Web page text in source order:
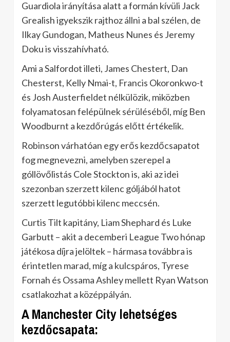
Guardiola irányítása alatt a formán kívüli Jack
Grealish igyekszik rajthoz állni a bal szélen, de
Ilkay Gundogan, Matheus Nunes és Jeremy
Doku is visszahívható.
Ami a Salfordot illeti, James Chestert, Dan
Chesterst, Kelly Nmai-t, Francis Okoronkwo-t
és Josh Austerfieldet nélkülözik, miközben
folyamatosan felépülnek sérüléséből, míg Ben
Woodburnt a kezdőrúgás előtt értékelik.
Robinson várhatóan egy erős kezdőcsapatot
fog megnevezni, amelyben szerepel a
góllövőlistás Cole Stockton is, aki az idei
szezonban szerzett kilenc góljából hatot
szerzett legutóbbi kilenc meccsén.
Curtis Tilt kapitány, Liam Shephard és Luke
Garbutt – akit a decemberi League Two hónap
játékosa díjra jelöltek – hármasa továbbra is
érintetlen marad, míg a kulcspáros, Tyrese
Fornah és Ossama Ashley mellett Ryan Watson
csatlakozhat a középpályán.
A Manchester City lehetséges
kezdőcsapata: